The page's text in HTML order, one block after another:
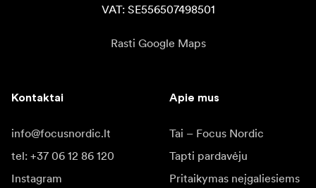
VAT: SE556507498501
Rasti Google Maps
Kontaktai
info@focusnordic.lt
tel: +37 06 12 86 120
Instagram
Apie mus
Tai – Focus Nordic
Tapti pardavėju
Pritaikymas neįgaliesiems